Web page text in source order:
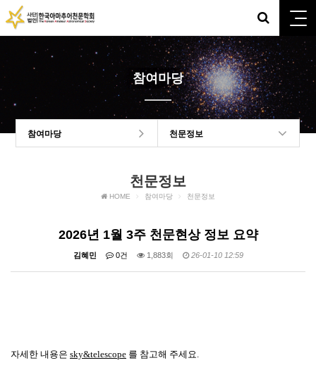
참여마당
참여마당 천문정보
천문정보
HOME 참여마당 천문정보
2026년 1월 3주 천문현상 정보 요약
김혜민 0건 1,883회 26-01-10 12:59
자세한 내용은 sky&telescope 를 참고해 주세요.